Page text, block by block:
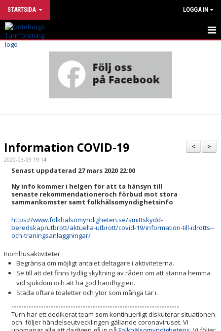
STARTSIDA LOGGA IN
INTRESSEANMÄLAN
UTVECKLINGSMODELL
STÖTTA TURN
FÖR DIG SOM ÄR LEDARE
HALLSCHEMA VT2026
>
<
Information COVID-19
2020-03-09 19:14
Senast uppdaterad 27 mars 2020 22:00
Ny info kommer i helgen för att ta hänsyn till
senaste rekommendationeroch förbud mot stora
sammankomster samt folkhälsomyndighetsinfo
https://www.folkhalsomyndigheten.se/smittskydd-
beredskap/utbrott/aktuella-utbrott/covid-19/information-till-idrotts--
och-traningsanlaggningar/
Inomhusaktiviteter
Begränsa om möjligt antalet deltagare i aktiviteterna.
Se till att det finns tydlig skyltning av råden om att stanna hemma
vid sjukdom och att ha god handhygien.
Städa oftare toaletter och ytor som många tar i.
--------------------------------------------------------------------
Turn har ett dedikerat team som kontinuerligt diskuterar situationen
och följer händelseutvecklingen gällande coronaviruset. Vi